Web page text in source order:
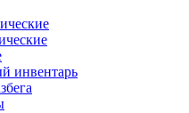
инвентарь